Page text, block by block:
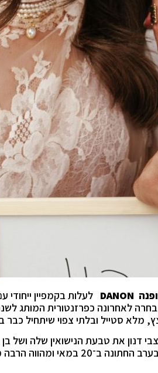
DANON לעלות בקמפיין
דנון את טבעת הנישואין שלה ושל בן
טבעת ייחודית, אישית ומדויקת, שתיחשף לראשונה בערב